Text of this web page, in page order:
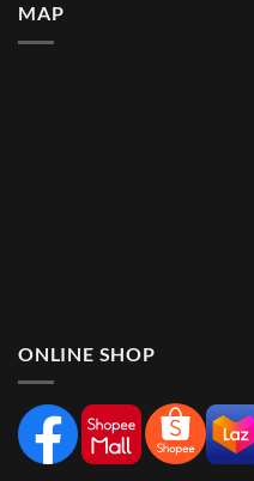
MAP
ONLINE SHOP